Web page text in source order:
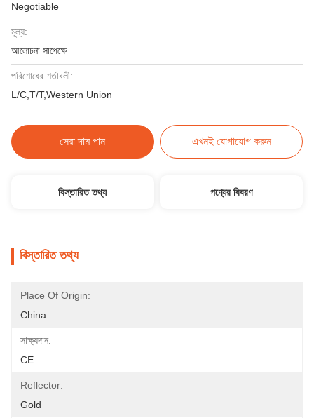
Negotiable
মূল্য:
আলোচনা সাপেক্ষে
পরিশোধের শর্তাবলী:
L/C,T/T,Western Union
সেরা দাম পান এখনই যোগাযোগ করুন
বিস্তারিত তথ্য পণ্যের বিবরণ
বিস্তারিত তথ্য
Place Of Origin:
China
সাক্ষ্যদান:
CE
Reflector:
Gold